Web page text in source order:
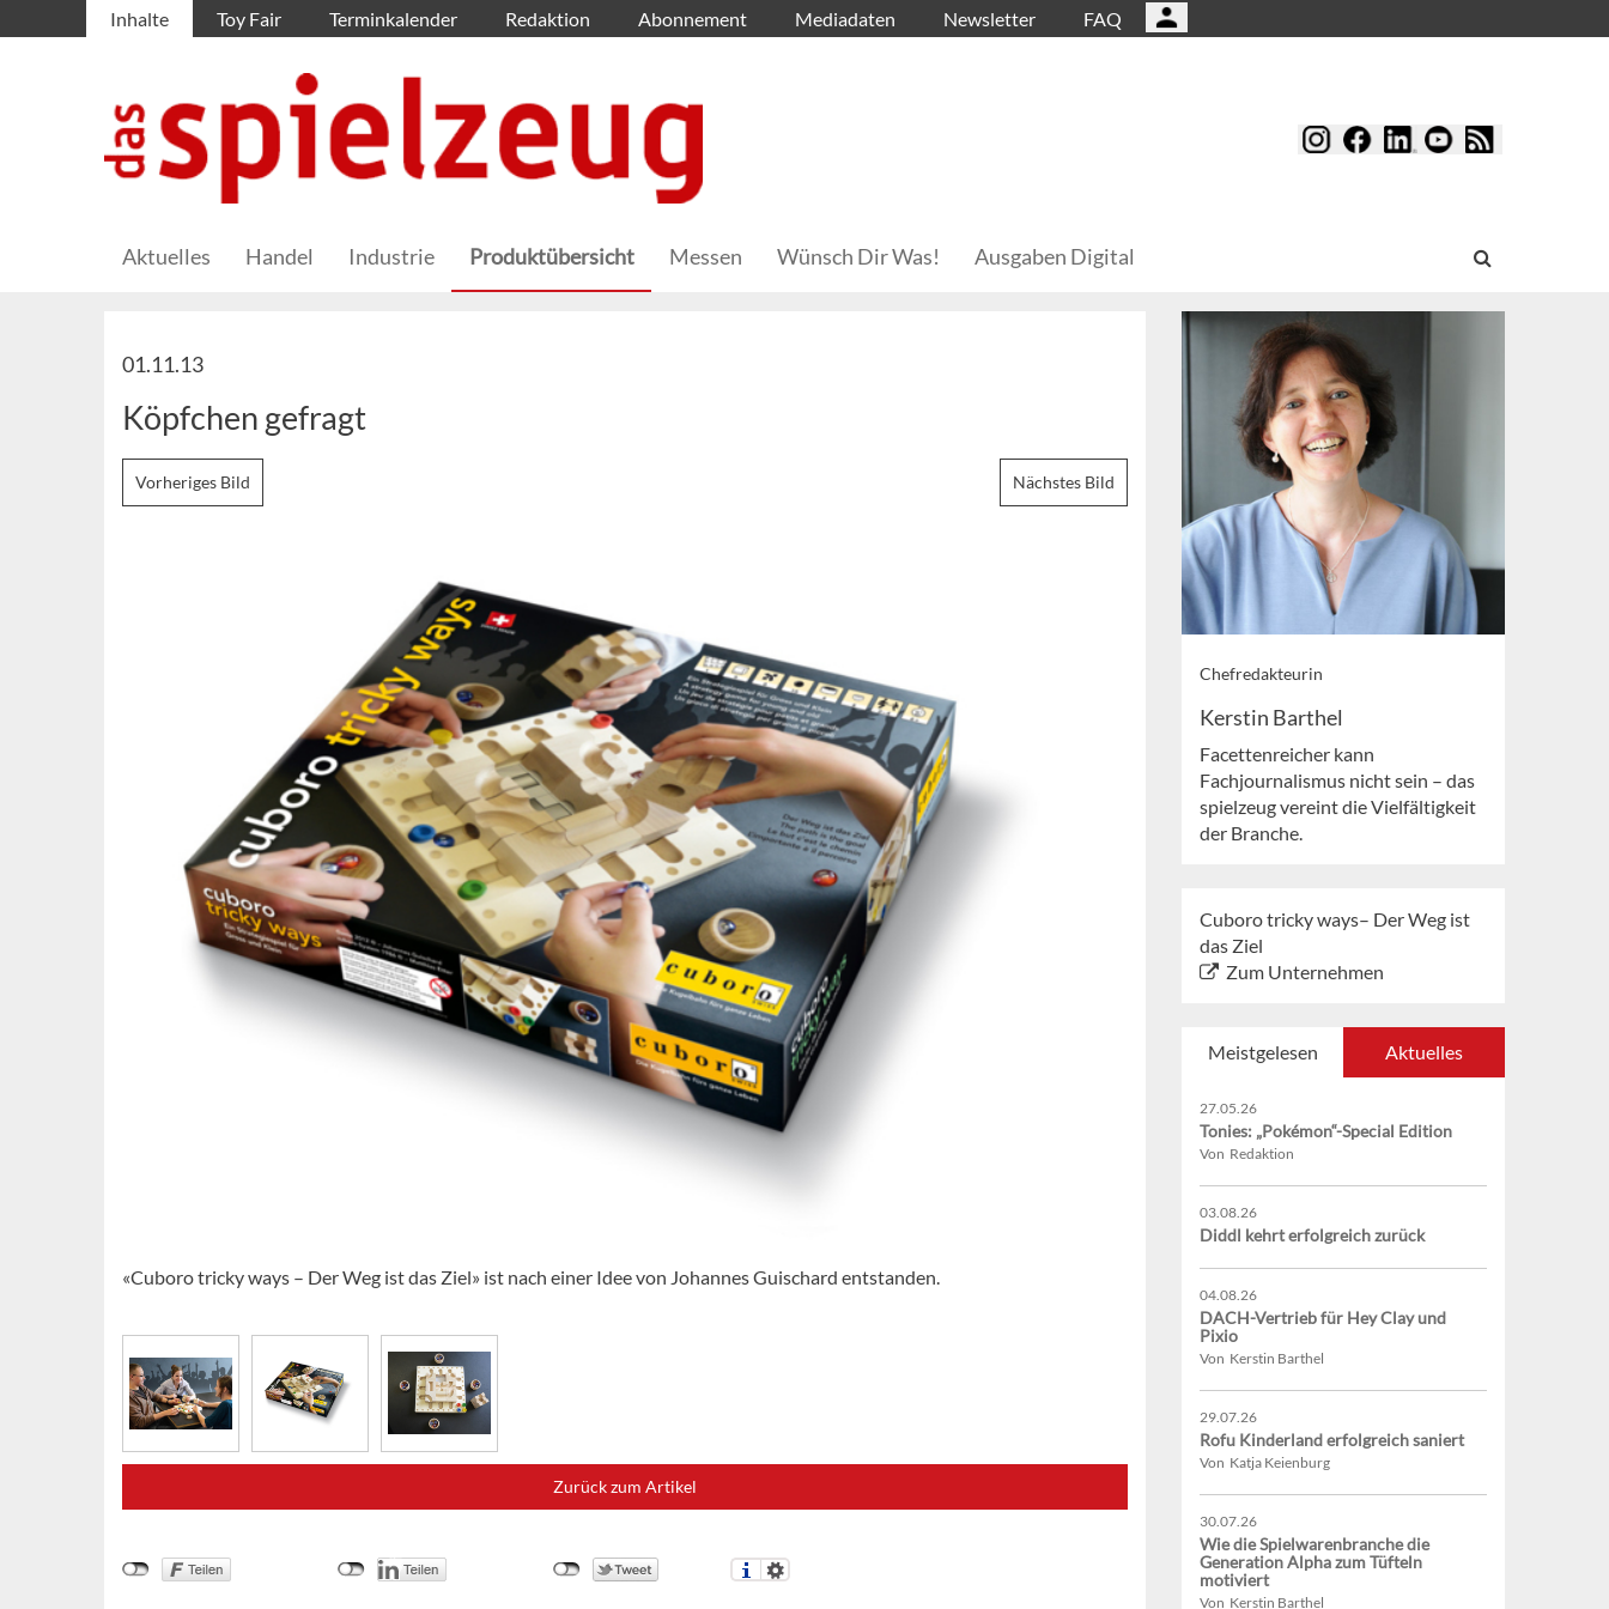
Inhalte Toy Fair Terminkalender Redaktion Abonnement Mediadaten Newsletter FAQ
Aktuelles Handel Industrie Produktübersicht Messen Wünsch Dir Was! Ausgaben Digital
01.11.13
Köpfchen gefragt
Vorheriges Bild Nächstes Bild
«Cuboro tricky ways – Der Weg ist das Ziel» ist nach einer Idee von Johannes Guischard entstanden.
Zurück zum Artikel
Chefredakteurin
Kerstin Barthel
Facettenreicher kann
Fachjournalismus nicht sein – das
spielzeug vereint die Vielfältigkeit
der Branche.
Cuboro tricky ways– Der Weg ist
das Ziel
Zum Unternehmen
Meistgelesen Aktuelles
27.05.26
Tonies: „Pokémon“-Special Edition
Von Redaktion
03.08.26
Diddl kehrt erfolgreich zurück
04.08.26
DACH-Vertrieb für Hey Clay und
Pixio
Von Kerstin Barthel
29.07.26
Rofu Kinderland erfolgreich saniert
Von Katja Keienburg
30.07.26
Wie die Spielwarenbranche die
Generation Alpha zum Tüfteln
motiviert
Von Kerstin Barthel